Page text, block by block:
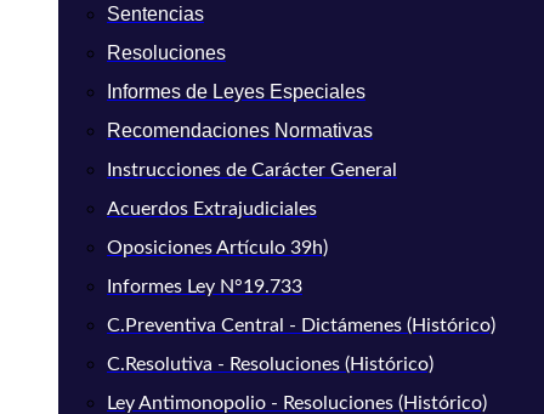
Sentencias
Resoluciones
Informes de Leyes Especiales
Recomendaciones Normativas
Instrucciones de Carácter General
Acuerdos Extrajudiciales
Oposiciones Artículo 39h)
Informes Ley N°19.733
C.Preventiva Central - Dictámenes (Histórico)
C.Resolutiva - Resoluciones (Histórico)
Ley Antimonopolio - Resoluciones (Histórico)